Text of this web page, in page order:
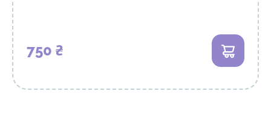
750 ₴ В кошик